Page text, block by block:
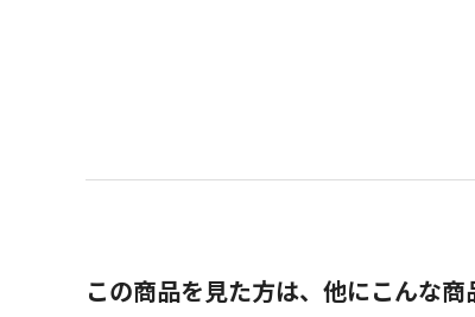
この商品を見た方は、他にこんな